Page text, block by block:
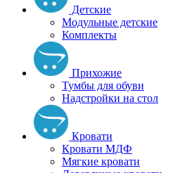
Детские
Модульные детские
Комплекты
Прихожие
Тумбы для обуви
Надстройки на стол
Кровати
Кровати МДФ
Мягкие кровати